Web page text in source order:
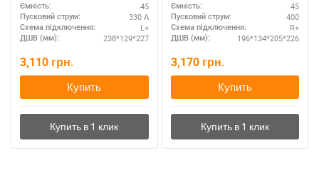
Ємність: 45
Пусковий струм: 330 А
Схема підключення: L+
ДШВ (мм): 238*129*227
3,110 грн.
Купить
Ємність: 45
Пусковий струм: 400
Схема підключення: R+
ДШВ (мм): 196*134*205*226
3,170 грн.
Купить